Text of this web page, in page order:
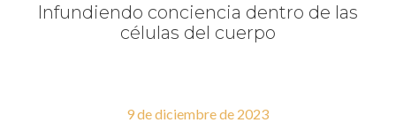
Infundiendo conciencia dentro de las
células del cuerpo
9 de diciembre de 2023